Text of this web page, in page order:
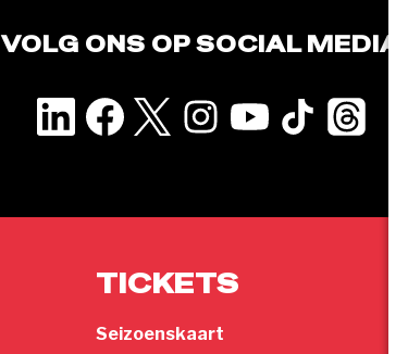
VOLG ONS OP SOCIAL MEDIA
TICKETS
Seizoenskaart